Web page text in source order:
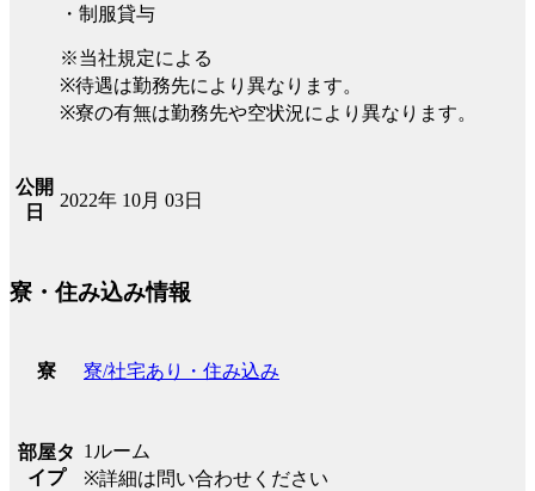
・制服貸与
※当社規定による
※待遇は勤務先により異なります。
※寮の有無は勤務先や空状況により異なります。
公開
日
2022年 10月 03日
寮・住み込み情報
寮 寮/社宅あり・住み込み
部屋タ
イプ
1ルーム
※詳細は問い合わせください